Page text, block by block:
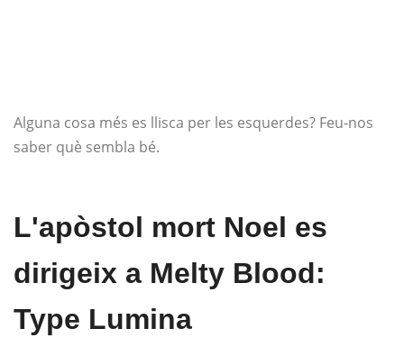
Alguna cosa més es llisca per les esquerdes? Feu-nos
saber què sembla bé.
L'apòstol mort Noel es
dirigeix ​​a Melty Blood:
Type Lumina